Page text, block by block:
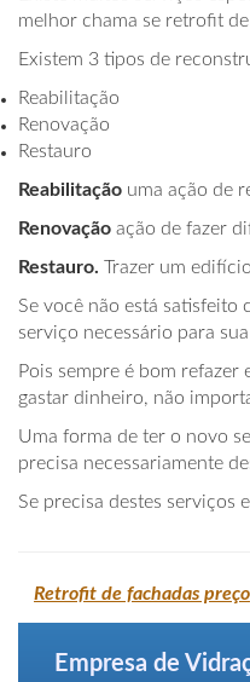
melhor chama se retrofit
Existem 3 tipos de
Reabilitação
Renovação
Restauro
Reabilitação uma ação de
Renovação ação de fazer
Restauro. Trazer um
Se você não está satisfeito
serviço necessário para
Pois sempre é bom
gastar dinheiro, não
Uma forma de ter o novo
precisa necessariamente
Se precisa destes serviços
Retrofit de fachadas preço
Empresa de